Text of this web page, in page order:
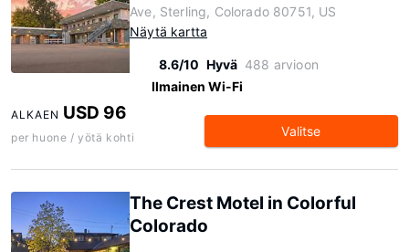
Ave, Sterling, Colorado 80751, US
Näytä kartta
8.6/10 Hyvä 488 arvioon
Ilmainen Wi-Fi
ALKAEN USD 96
per huone / yötä kohti Valitse
The Crest Motel in Colorful
Colorado